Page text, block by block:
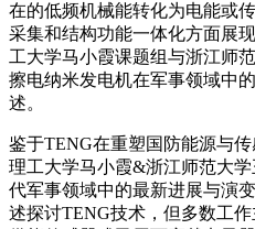
在的低频机械能转化为电能或
采集和结构功能一体化方面展
工大学马小霞课题组与浙江师
擦电纳米发电机在军事领域中
述。
鉴于TENG在重塑国防能源与
理工大学马小霞&浙江师范大
代军事领域中的最新进展与演
述探讨TENG技术，但多数工